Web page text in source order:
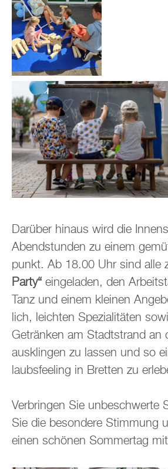
Dar­über hin­aus wird die
Abend­stun­den zu einem
punkt. Ab 18.00 Uhr sind alle
Party“ ein­ge­la­den, den
Tanz und einem klei­nen
lich, leich­ten Spe­zia­li­tä­ten
Ge­trän­ken am Stadt­strand an
aus­klin­gen zu las­sen und so
laubs­fee­ling in Brett­en zu
Ver­brin­gen Sie un­be­schwer­te
Sie die be­son­de­re Stim­mung
einen schö­nen Som­mer­tag